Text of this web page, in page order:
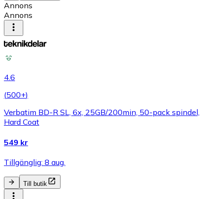
Annons
Annons
4.6
(500+)
Verbatim BD-R SL, 6x, 25GB/200min, 50-pack spindel,
Hard Coat
549 kr
Tillgänglig: 8 aug.
Till butik